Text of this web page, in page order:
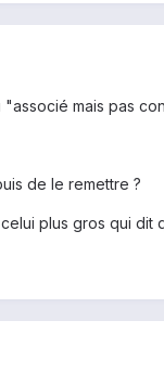
mais pas
de le remettre ?
plus gros qui dit